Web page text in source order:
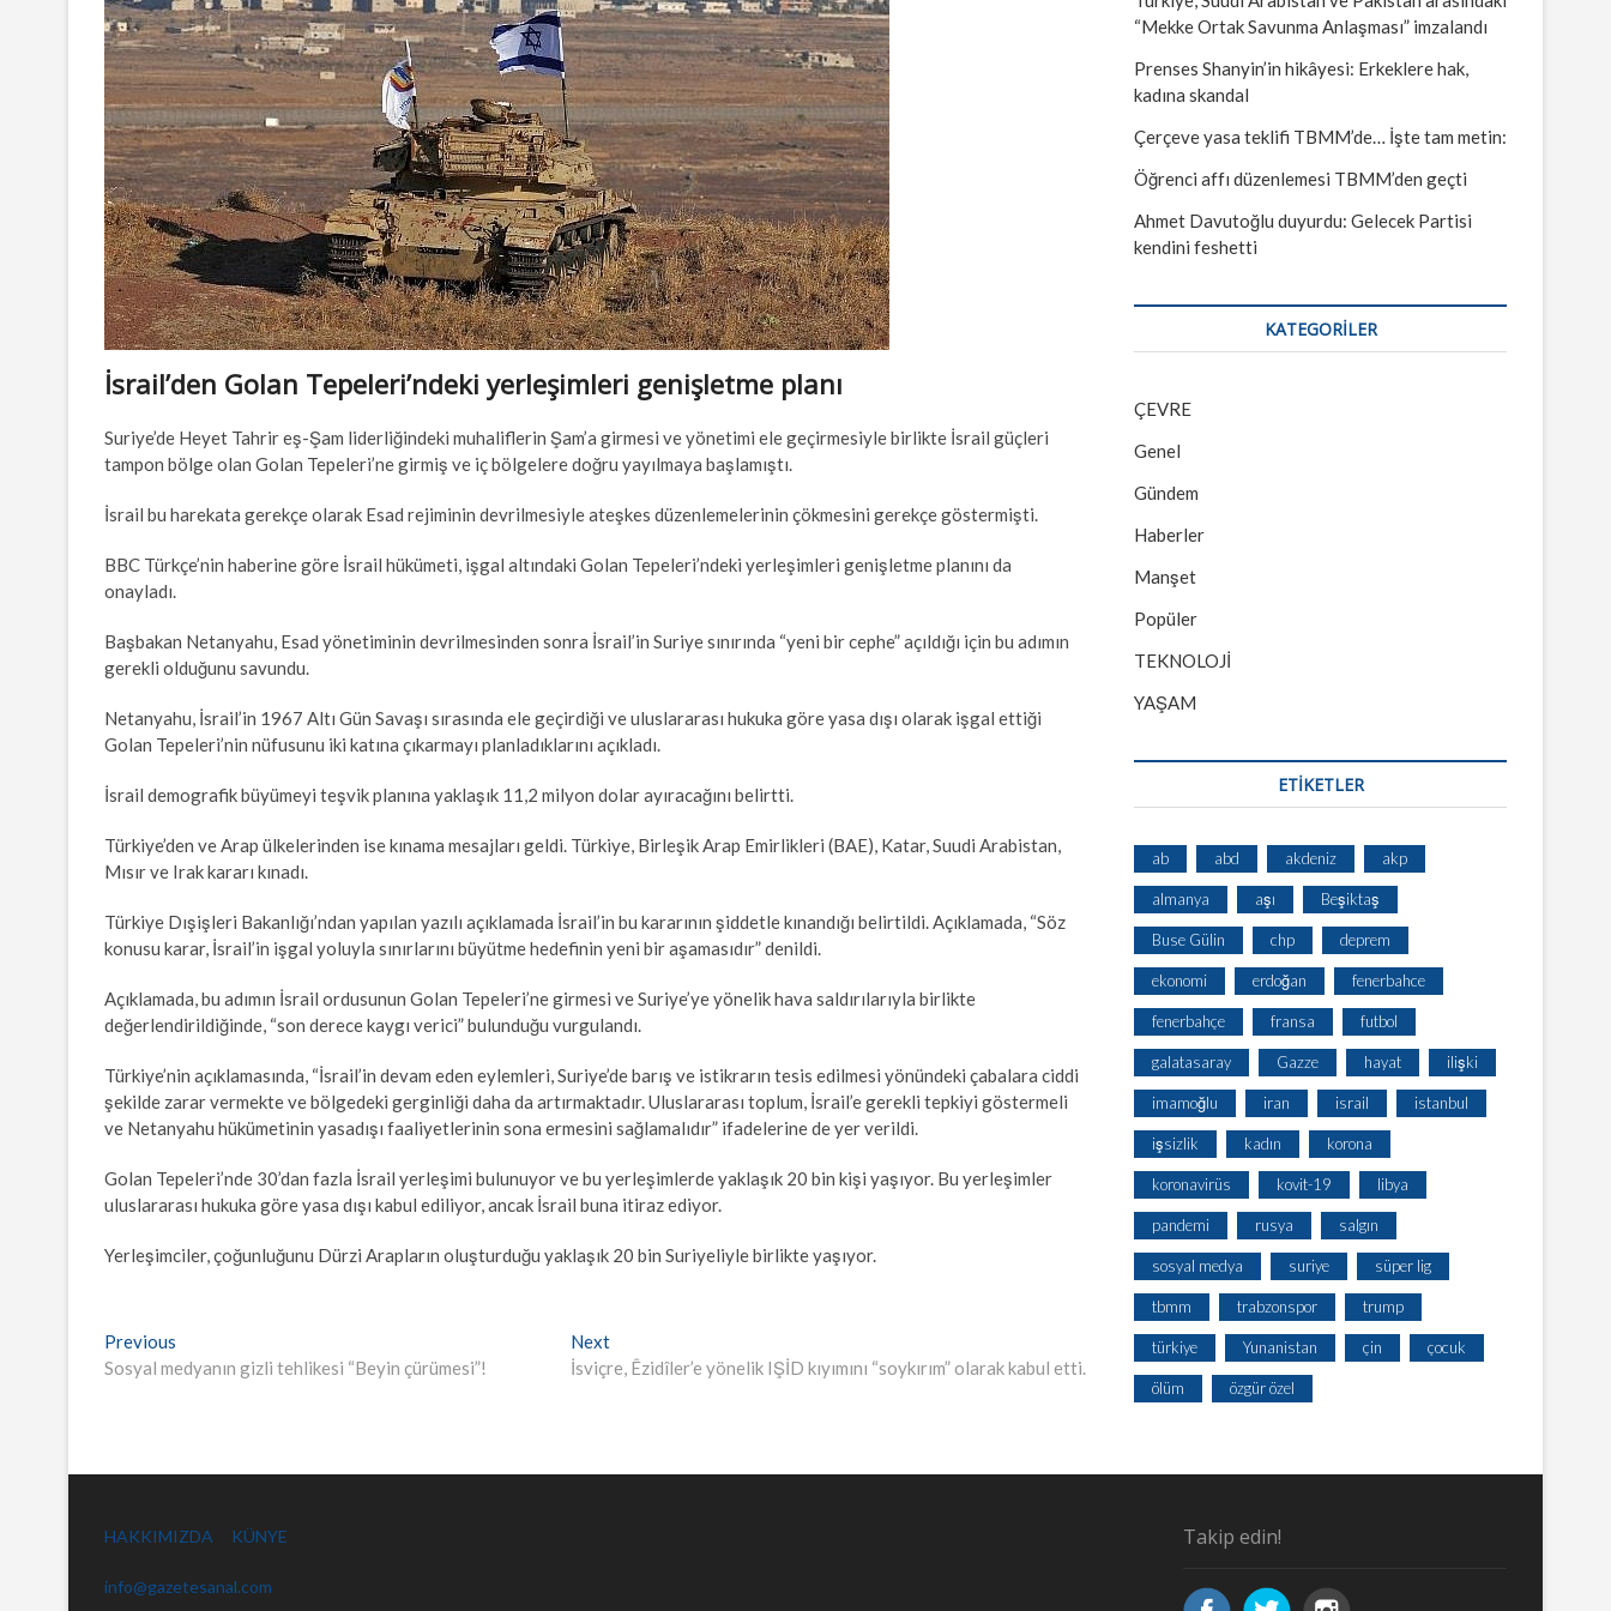
İsrail’den Golan Tepeleri’ndeki yerleşimleri genişletme planı
Suriye’de Heyet Tahrir eş-Şam liderliğindeki muhaliflerin Şam’a girmesi ve yönetimi ele geçirmesiyle birlikte İsrail güçleri
tampon bölge olan Golan Tepeleri’ne girmiş ve iç bölgelere doğru yayılmaya başlamıştı.
İsrail bu harekata gerekçe olarak Esad rejiminin devrilmesiyle ateşkes düzenlemelerinin çökmesini gerekçe göstermişti.
BBC Türkçe’nin haberine göre İsrail hükümeti, işgal altındaki Golan Tepeleri’ndeki yerleşimleri genişletme planını da
onayladı.
Başbakan Netanyahu, Esad yönetiminin devrilmesinden sonra İsrail’in Suriye sınırında “yeni bir cephe” açıldığı için bu adımın
gerekli olduğunu savundu.
Netanyahu, İsrail’in 1967 Altı Gün Savaşı sırasında ele geçirdiği ve uluslararası hukuka göre yasa dışı olarak işgal ettiği
Golan Tepeleri’nin nüfusunu iki katına çıkarmayı planladıklarını açıkladı.
İsrail demografik büyümeyi teşvik planına yaklaşık 11,2 milyon dolar ayıracağını belirtti.
Türkiye’den ve Arap ülkelerinden ise kınama mesajları geldi. Türkiye, Birleşik Arap Emirlikleri (BAE), Katar, Suudi Arabistan,
Mısır ve Irak kararı kınadı.
Türkiye Dışişleri Bakanlığı’ndan yapılan yazılı açıklamada İsrail’in bu kararının şiddetle kınandığı belirtildi. Açıklamada, “Söz
konusu karar, İsrail’in işgal yoluyla sınırlarını büyütme hedefinin yeni bir aşamasıdır” denildi.
Açıklamada, bu adımın İsrail ordusunun Golan Tepeleri’ne girmesi ve Suriye’ye yönelik hava saldırılarıyla birlikte
değerlendirildiğinde, “son derece kaygı verici” bulunduğu vurgulandı.
Türkiye’nin açıklamasında, “İsrail’in devam eden eylemleri, Suriye’de barış ve istikrarın tesis edilmesi yönündeki çabalara ciddi
şekilde zarar vermekte ve bölgedeki gerginliği daha da artırmaktadır. Uluslararası toplum, İsrail’e gerekli tepkiyi göstermeli
ve Netanyahu hükümetinin yasadışı faaliyetlerinin sona ermesini sağlamalıdır” ifadelerine de yer verildi.
Golan Tepeleri’nde 30’dan fazla İsrail yerleşimi bulunuyor ve bu yerleşimlerde yaklaşık 20 bin kişi yaşıyor. Bu yerleşimler
uluslararası hukuka göre yasa dışı kabul ediliyor, ancak İsrail buna itiraz ediyor.
Yerleşimciler, çoğunluğunu Dürzi Arapların oluşturduğu yaklaşık 20 bin Suriyeliyle birlikte yaşıyor.
Yazı
gezinmesi
Previous
post:
Sosyal medyanın gizli tehlikesi “Beyin çürümesi”!
NextNext
post:
İsviçre, Êzidîler’e yönelik IŞİD kıyımını “soykırım” olarak kabul etti.
“Mekke Ortak Savunma Anlaşması” imzalandı
Prenses Shanyin’in hikâyesi: Erkeklere hak,
kadına skandal
Çerçeve yasa teklifi TBMM’de… İşte tam metin:
Öğrenci affı düzenlemesi TBMM’den geçti
Ahmet Davutoğlu duyurdu: Gelecek Partisi
kendini feshetti
KATEGORILER
ÇEVRE
Genel
Gündem
Haberler
Manşet
Popüler
TEKNOLOJİ
YAŞAM
ETİKETLER
ab abd akdeniz akp
almanya aşı Beşiktaş
Buse Gülin chp deprem
ekonomi erdoğan fenerbahce
fenerbahçe fransa futbol
galatasaray Gazze hayat ilişki
imamoğlu iran israil istanbul
işsizlik kadın korona
koronavirüs kovit-19 libya
pandemi rusya salgın
sosyal medya suriye süper lig
tbmm trabzonspor trump
türkiye Yunanistan çin çocuk
ölüm özgür özel
HAKKIMIZDA KÜNYE
info@gazetesanal.com
Takip edin!